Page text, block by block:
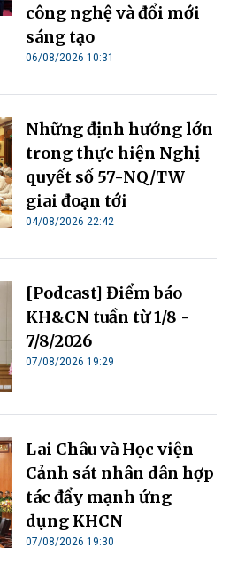
công nghệ và đổi mới
sáng tạo
06/08/2026 10:31
Những định hướng lớn
trong thực hiện Nghị
quyết số 57-NQ/TW
giai đoạn tới
04/08/2026 22:42
[Podcast] Điểm báo
KH&CN tuần từ 1/8 -
7/8/2026
07/08/2026 19:29
Lai Châu và Học viện
Cảnh sát nhân dân hợp
tác đẩy mạnh ứng
dụng KHCN
07/08/2026 19:30